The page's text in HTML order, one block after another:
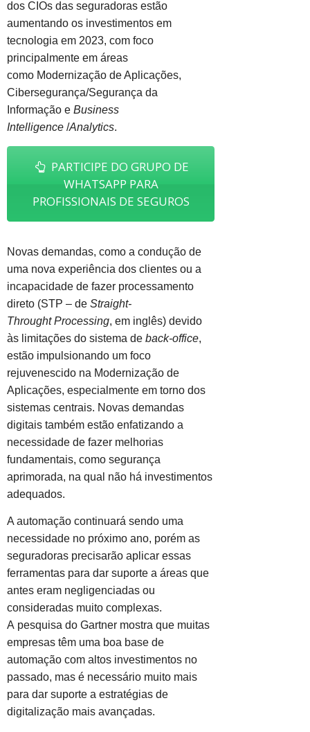
dos CIOs das seguradoras estão
aumentando os investimentos em
tecnologia em 2023, com foco
principalmente em áreas
como Modernização de Aplicações,
Cibersegurança/Segurança da
Informação e Business
Intelligence /Analytics.
PARTICIPE DO GRUPO DE
WHATSAPP PARA
PROFISSIONAIS DE SEGUROS
Novas demandas, como a condução de
uma nova experiência dos clientes ou a
incapacidade de fazer processamento
direto (STP – de Straight-
Throught Processing, em inglês) devido
às limitações do sistema de back-office,
estão impulsionando um foco
rejuvenescido na Modernização de
Aplicações, especialmente em torno dos
sistemas centrais. Novas demandas
digitais também estão enfatizando a
necessidade de fazer melhorias
fundamentais, como segurança
aprimorada, na qual não há investimentos
adequados.
A automação continuará sendo uma
necessidade no próximo ano, porém as
seguradoras precisarão aplicar essas
ferramentas para dar suporte a áreas que
antes eram negligenciadas ou
consideradas muito complexas.
A pesquisa do Gartner mostra que muitas
empresas têm uma boa base de
automação com altos investimentos no
passado, mas é necessário muito mais
para dar suporte a estratégias de
digitalização mais avançadas.